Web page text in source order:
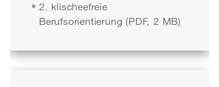
2. klischeefreie
Berufsorientierung (PDF, 2 MB)